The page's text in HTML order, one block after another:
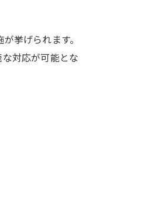
挙げられます。
対応が可能とな